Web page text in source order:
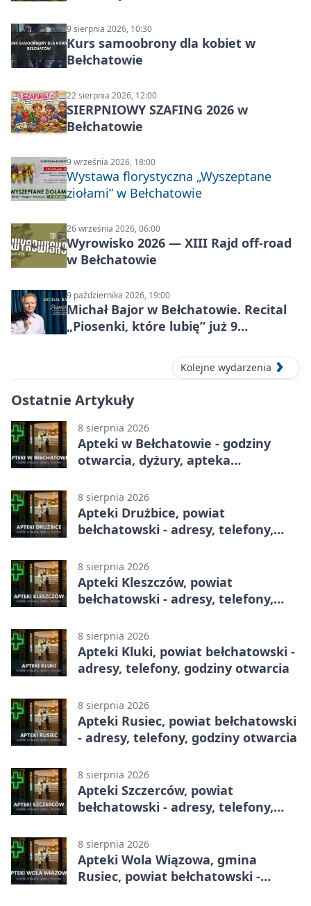
9 sierpnia 2026, 10:30
Kurs samoobrony dla kobiet w
Bełchatowie
22 sierpnia 2026, 12:00
SIERPNIOWY SZAFING 2026 w
Bełchatowie
9 września 2026, 18:00
Wystawa florystyczna „Wyszeptane
ziołami” w Bełchatowie
26 września 2026, 06:00
Wyrowisko 2026 — XIII Rajd off‑road
w Bełchatowie
9 października 2026, 19:00
Michał Bajor w Bełchatowie. Recital
„Piosenki, które lubię” już 9
Kolejne wydarzenia
Ostatnie Artykuły
8 sierpnia 2026
Apteki w Bełchatowie - godziny
otwarcia, dyżury, apteka
8 sierpnia 2026
Apteki Drużbice, powiat
bełchatowski - adresy, telefony,
8 sierpnia 2026
Apteki Kleszczów, powiat
bełchatowski - adresy, telefony,
8 sierpnia 2026
Apteki Kluki, powiat bełchatowski -
adresy, telefony, godziny otwarcia
8 sierpnia 2026
Apteki Rusiec, powiat bełchatowski
- adresy, telefony, godziny otwarcia
8 sierpnia 2026
Apteki Szczerców, powiat
bełchatowski - adresy, telefony,
8 sierpnia 2026
Apteki Wola Wiązowa, gmina
Rusiec, powiat bełchatowski -